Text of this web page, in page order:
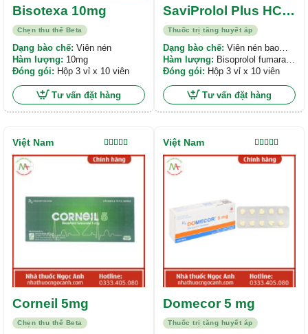
Chẹn thu thể Beta
Bisotexa 10mg
Dạng bào chế: Viên nén
Hàm lượng: 10mg
Đóng gói: Hộp 3 vỉ x 10 viên
Tư vấn đặt hàng
Thuốc trị tăng huyết áp
SaviProlol Plus HCT
2.5/6.25
Dạng bào chế: Viên nén bao
phim
Hàm lượng: Bisoprolol fumarat
2,5 mg ; Hydrochlorothiazid
6,25mg
Đóng gói: Hộp 3 vỉ x 10 viên
Tư vấn đặt hàng
Chẹn thu thể Beta
Corneil 5mg
Được xếp
hạng5.00
Việt Nam
Thuốc trị tăng huyết áp
Domecor 5 mg
Được xếp
hạng5.00
Việt Nam